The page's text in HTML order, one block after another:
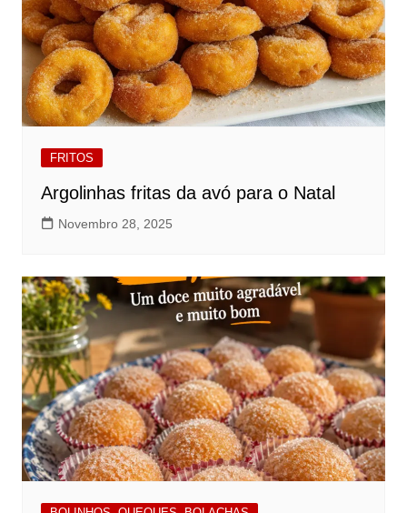
FRITOS
Argolinhas fritas da avó para o Natal
Novembro 28, 2025